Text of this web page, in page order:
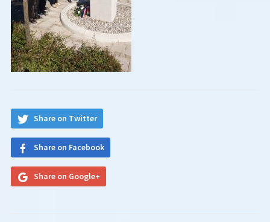
Share on Twitter
Share on Facebook
Share on Google+